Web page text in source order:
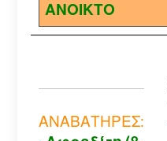
ΑΝΟΙΚΤΟ
ΑΝΑΒΑΤΗΡΕΣ: